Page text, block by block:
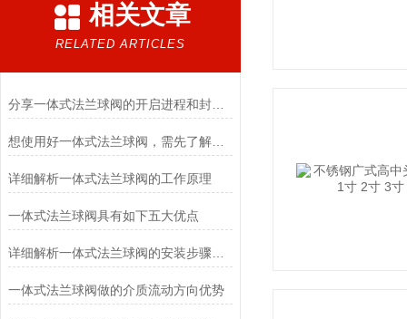
相关文章
RELATED ARTICLES
分享一体式法兰球阀的开启进程和封闭进程
想使用好一体式法兰球阀，需先了解它的优点
详细解析一体式法兰球阀的工作原理
一体式法兰球阀具有如下五大优点
一体式法兰球阀做的介质流动方向优势